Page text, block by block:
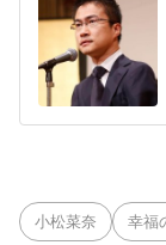
小松菜奈 幸福